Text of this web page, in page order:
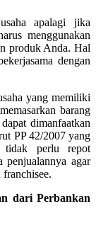
apalagi jika
menggunakan
produk Anda. Hal
dengan
yang memiliki
barang
dimanfaatkan
PP 42/2007 yang
tidak perlu repot
penjualannya agar
dari Perbankan